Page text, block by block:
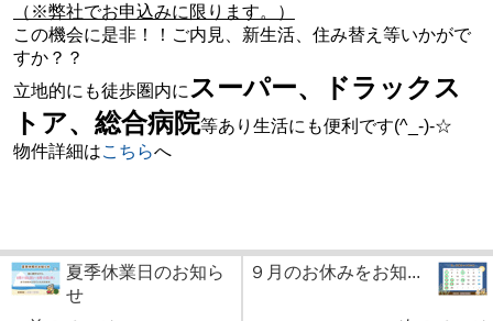
（※弊社でお申込みに限ります。）
この機会に是非！！ご内見、新生活、 住み替え 等いかがで
すか？？
立地的にも徒歩圏内にスーパー、ドラックス
トア、総合病院等あり生活にも便利です(^_-)-☆
物件詳細はこちらへ
夏季休業日のお知ら
せ
９月のお休みをお知...